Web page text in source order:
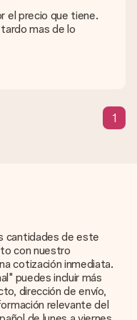
en contacto con
¡Estaremos
crear el regalo que
o un regalo en un color
de la compra,
regalo. Puedes poner
que el destinatario
por esta hermosa
de envoltura de
regalos se envían en
el precio que tiene.
mas de lo
1
cantidades de este
con nuestro
cotización inmediata.
puedes incluir más
dirección de envío,
relevante del